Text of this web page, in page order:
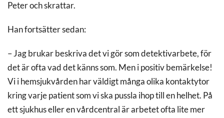
Peter och skrattar.
Han fortsätter sedan:
– Jag brukar beskriva det vi gör som detektivarbete, för
det är ofta vad det känns som. Men i positiv bemärkelse!
Vi i hemsjukvården har väldigt många olika kontaktytor
kring varje patient som vi ska pussla ihop till en helhet. På
ett sjukhus eller en vårdcentral är arbetet ofta lite mer